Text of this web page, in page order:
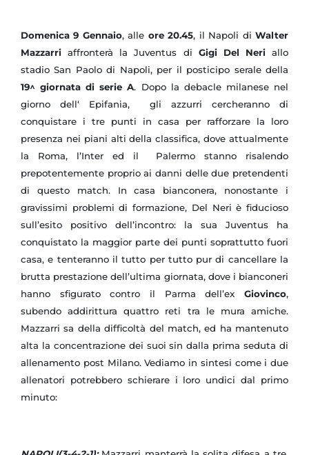
Domenica 9 Gennaio, alle ore 20.45, il Napoli diWalter
Mazzarri affronterà la Juventus di Gigi Del Neriallo
stadio San Paolo di Napoli, per il posticipo serale della
19^ giornata di serie A. Dopo la debacle milanese nel
giorno dell‘ Epifania, gli azzurri cercheranno di
conquistare i tre punti in casa per rafforzare la loro
presenza nei piani alti della classifica, dove attualmente
la Roma, l’Inter ed il Palermo stanno risalendo
prepotentemente proprio ai danni delle due pretendenti
di questo match. In casa bianconera, nonostante i
gravissimi problemi di formazione, Del Neri è fiducioso
sull’esito positivo dell’incontro: la sua Juventus ha
conquistato la maggior parte dei punti soprattutto fuori
casa, e tenteranno il tutto per tutto pur di cancellare la
brutta prestazione dell’ultima giornata, dove i bianconeri
hanno sfigurato contro il Parma dell’ex Giovinco,
subendo addirittura quattro reti tra le mura amiche.
Mazzarri sa della difficoltà del match, ed ha mantenuto
alta la concentrazione dei suoi sin dalla prima seduta di
allenamento post Milano. Vediamo in sintesi come i due
allenatori potrebbero schierare i loro undici dal primo
minuto: